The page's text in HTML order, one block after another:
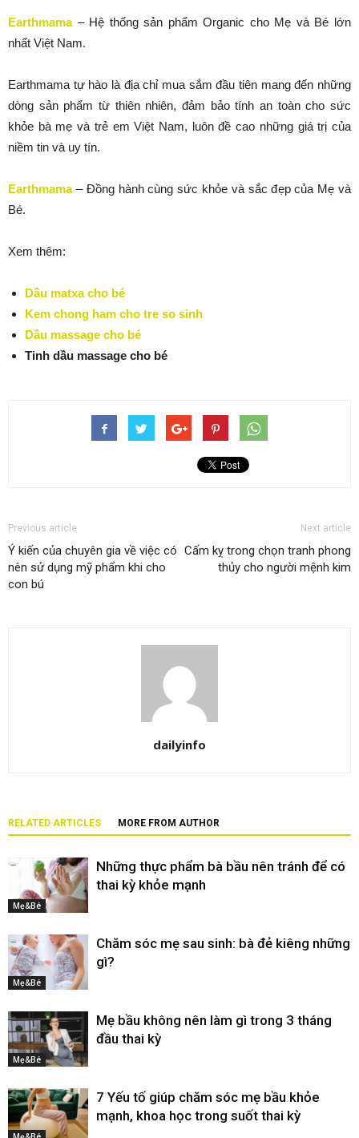
Earthmama– Hệ thống sản phẩm Organic cho Mẹ và Bé lớn
nhất Việt Nam.
Earthmama tự hào là địa chỉ mua sắm đầu tiên mang đến những
dòng sản phẩm từ thiên nhiên, đảm bảo tính an toàn cho sức
khỏe bà mẹ và trẻ em Việt Nam, luôn đề cao những giá trị của
niềm tin và uy tín.
Earthmama– Đồng hành cùng sức khỏe và sắc đẹp của Mẹ và
Bé.
Xem thêm:
Dầu matxa cho bé
Kem chong ham cho tre so sinh
Dầu massage cho bé
Tinh dầu massage cho bé
Previous article
Ý kiến của chuyên gia về việc có
nên sử dụng mỹ phẩm khi cho
con bú
Next article
Cấm kỵ trong chọn tranh phong
thủy cho người mệnh kim
dailyinfo
RELATED ARTICLES MORE FROM AUTHOR
Mẹ&Bé
Những thực phẩm bà bầu nên tránh để có
thai kỳ khỏe mạnh
Mẹ&Bé
Chăm sóc mẹ sau sinh: bà đẻ kiêng những
gì?
Mẹ&Bé
Mẹ bầu không nên làm gì trong 3 tháng
đầu thai kỳ
7 Yếu tố giúp chăm sóc mẹ bầu khỏe
mạnh, khoa học trong suốt thai kỳ